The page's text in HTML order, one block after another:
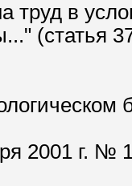
труд в
(статья
2001 г. №